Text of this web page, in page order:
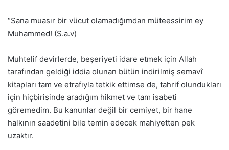
“Sana muasır bir vücut olamadığımdan müteessirim ey
Muhammed! (S.a.v)
Muhtelif devirlerde, beşeriyeti idare etmek için Allah
tarafından geldiği iddia olunan bütün indirilmiş semavî
kitapları tam ve etrafıyla tetkik ettimse de, tahrif olundukları
için hiçbirisinde aradığım hikmet ve tam isabeti
göremedim. Bu kanunlar değil bir cemiyet, bir hane
halkının saadetini bile temin edecek mahiyetten pek
uzaktır.